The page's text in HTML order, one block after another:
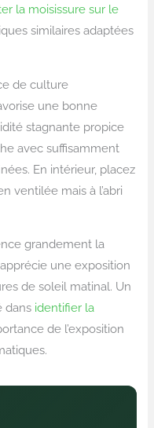
la moisissure sur le
similaires adaptées
de culture
une bonne
stagnante propice
avec suffisamment
En intérieur, placez
ventilée mais à l’abri
grandement la
une exposition
de soleil matinal. Un
dans identifier la
de l’exposition